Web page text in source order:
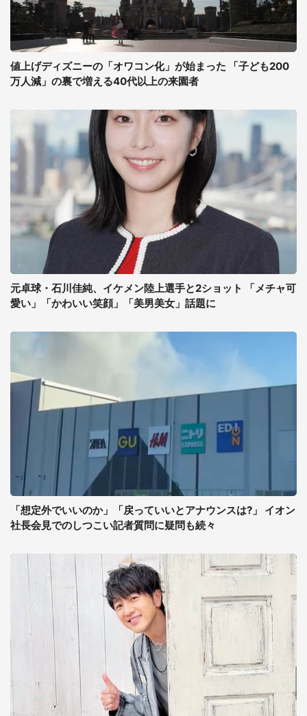
値上げディズニーの「オワコン化」が始まった 「子ども200
万人減」の裏で増える40代以上の来園者
元卓球・石川佳純、イケメン陸上選手と2ショット 「メチャ可
愛い」「かわいい笑顔」「美男美女」話題に
「想定外でいいのか」「戻っていいとアナウンスは?」 イオン
社長会見でのしつこい記者質問に疑問も続々